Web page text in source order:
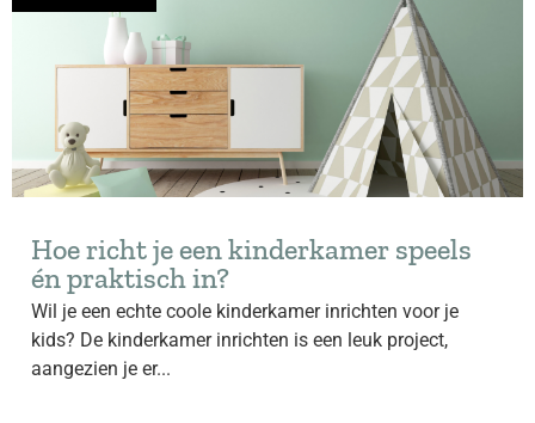
Hoe richt je een kinderkamer speels
én praktisch in?
Wil je een echte coole kinderkamer inrichten voor je
kids? De kinderkamer inrichten is een leuk project,
aangezien je er...